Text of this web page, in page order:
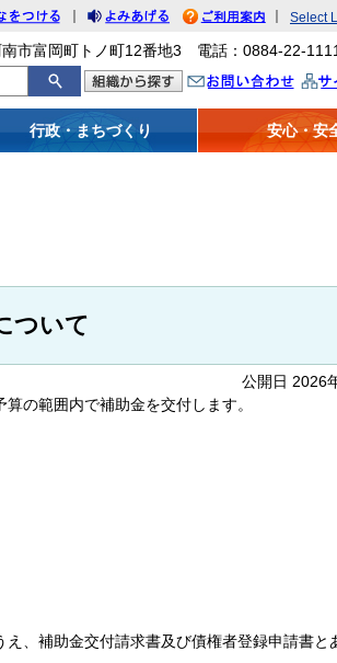
をつける
｜
みあげる
利用案内
｜ Select
富岡町トノ町12番地3 電話：0884-22-1111
問い合わせ
行政・まちづくり 安心・安
ついて
公開日 2026
の範囲内で補助金を交付します。
、補助金交付請求書及び債権者登録申請書と